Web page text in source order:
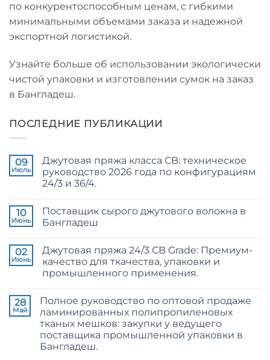
по конкурентоспособным ценам, с гибкими
минимальными объемами заказа и надежной
экспортной логистикой.
Узнайте больше об использовании экологически
чистой упаковки и изготовлении сумок на заказ
в Бангладеш.
ПОСЛЕДНИЕ ПУБЛИКАЦИИ
09
Июль
Джутовая пряжа класса CB: техническое
руководство 2026 года по конфигурациям
24/3 и 36/4.
записи
CB
Grade
The
Technical
2026
Guide
and
36/4
Configurations
10
Июнь
Поставщик сырого джутового волокна в
Бангладеш
записи
Raw
Jute
Fibre
02
Июнь
Джутовая пряжа 24/3 CB Grade: Премиум-
качество для ткачества, упаковки и
промышленного применения.
записи
24/3
CB
Grade
Jute
Yarn:
Premium
28
Май
Полное руководство по оптовой продаже
ламинированных полипропиленовых
тканых мешков: закупки у ведущего
поставщика промышленной упаковки в
Бангладеш.